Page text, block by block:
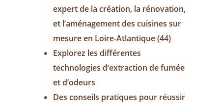
expert de la création, la rénovation,
et l’aménagement des cuisines sur
mesure en Loire-Atlantique (44)
Explorez les différentes
technologies d’extraction de fumée
et d’odeurs
Des conseils pratiques pour réussir